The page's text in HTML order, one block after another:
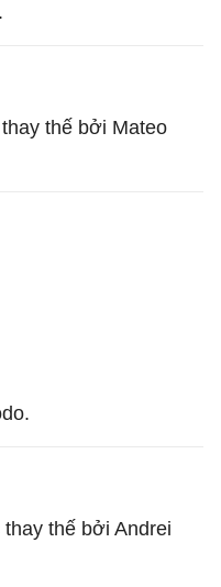
thế bởi Mateo
thế bởi Andrei